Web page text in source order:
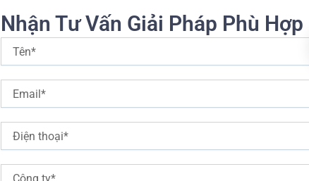
Robotic Process Automation (RPA): Tự động hóa
hoặc máy chủ ảo và hoạt động với toàn bộ ứng dụng
nhiều bước hơn và có sự tham gia của nhiều người
trình làm việc không cần sự giám sát của con người
RDA (Desktop robotic automation): Tự động hóa
mới bắt đầu tự động hóa quy trình kinh doanh. RDA
những công việc tẻ nhạt hàng ngày như thu thập dữ
RDA phù hợp nhất với các quy trình công việc không
quy trình cụ thể. Sử dụng RDA có thể là bước đầu
bot và đảm bảo rằng bot có thể xử lý tốt các nhiệm vụ
Một vài ứng dụng của RDA:
Nhận Tư Vấn Giải Pháp Phù Hợp
Tên
Email
Điện
thoại
Công